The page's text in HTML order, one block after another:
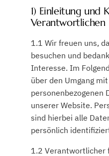
1) Einleitung und
Verantwortlichen
1.1 Wir freuen uns,
besuchen und
Interesse. Im
über den Umgang
personenbezogenen
unserer Website.
sind hierbei alle
persönlich
1.2 Verantwortlicher